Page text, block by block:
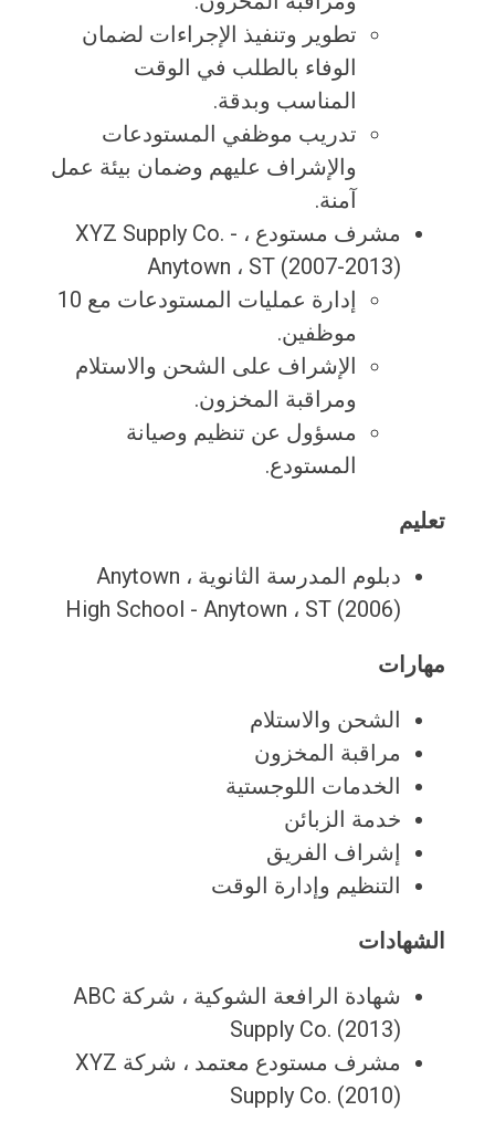
تطوير وتنفيذ الإجراءات لضمان
الوفاء بالطلب في الوقت
المناسب وبدقة.
تدريب موظفي المستودعات
والإشراف عليهم وضمان بيئة عمل
آمنة.
مشرف مستودع ، XYZ Supply Co. -
Anytown ، ST (2007-2013)
إدارة عمليات المستودعات مع 10
موظفين.
الإشراف على الشحن والاستلام
ومراقبة المخزون.
مسؤول عن تنظيم وصيانة
المستودع.
تعليم
دبلوم المدرسة الثانوية ، Anytown
High School - Anytown ، ST (2006)
مهارات
الشحن والاستلام
مراقبة المخزون
الخدمات اللوجستية
خدمة الزبائن
إشراف الفريق
التنظيم وإدارة الوقت
الشهادات
شهادة الرافعة الشوكية ، شركة ABC
Supply Co. (2013)
مشرف مستودع معتمد ، شركة XYZ
Supply Co. (2010)